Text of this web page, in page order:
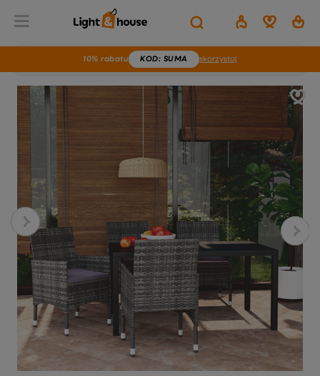
10% rabatu KOD: SUMA skorzystaj